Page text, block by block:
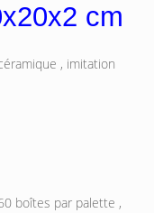
cm
, imitation
boîtes par palette ,